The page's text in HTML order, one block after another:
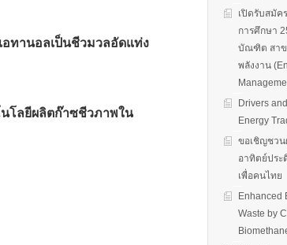
อทานอลเป็นชีวมวลอัดแท่ง
โลยีผลิตก๊าซชีวภาพใน
เปิดรับสมั
การศึกษา
บัณฑิต สาข
พลังงาน
Drivers
Energy
ขอเชิญชวน
อาทิตย์ประ
เพื่อคนไทย
Enhanced
Waste by